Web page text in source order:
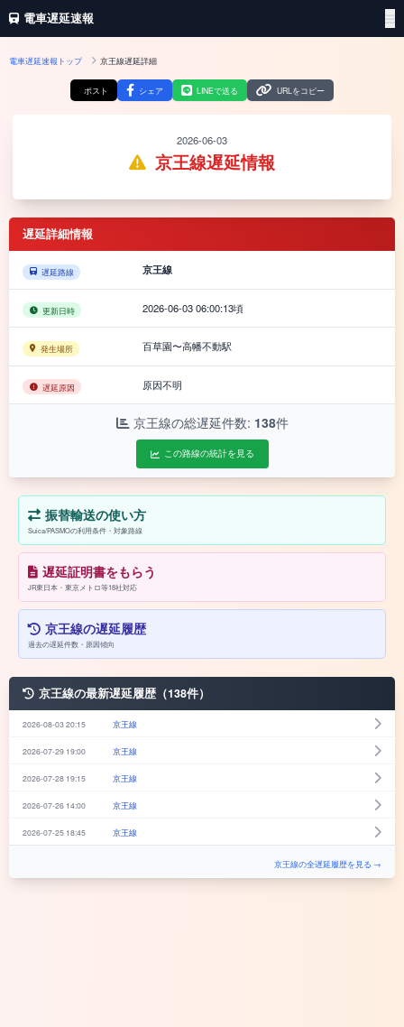
電車遅延速報
電車遅延速報トップ 京王線遅延詳細
ポスト シェア LINEで送る URLをコピー
2026-06-03
京王線遅延情報
遅延詳細情報
遅延路線 京王線
更新日時 2026-06-03 06:00:13頃
発生場所 百草園〜高幡不動駅
遅延原因 原因不明
京王線の総遅延件数: 138件
この路線の統計を見る
振替輸送の使い方
Suica/PASMOの利用条件・対象路線
遅延証明書をもらう
JR東日本・東京メトロ等18社対応
京王線の遅延履歴
過去の遅延件数・原因傾向
京王線の最新遅延履歴（138件）
2026-08-03 20:15 京王線
2026-07-29 19:00 京王線
2026-07-28 19:15 京王線
2026-07-26 14:00 京王線
2026-07-25 18:45 京王線
京王線の全遅延履歴を見る →